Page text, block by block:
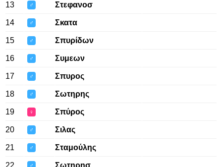
13 ♂ Στεφανοσ
14 ♂ Σκατα
15 ♂ Σπυρίδων
16 ♂ Συμεων
17 ♂ Σπυρος
18 ♂ Σωτηρης
19 ♀ Σπύρος
20 ♂ Σιλας
21 ♂ Σταμούλης
22 ♂ Σωτηρησ